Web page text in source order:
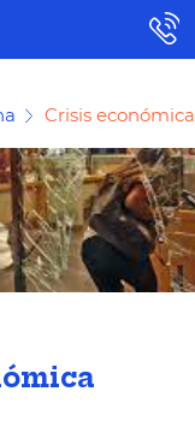
Crisis económica